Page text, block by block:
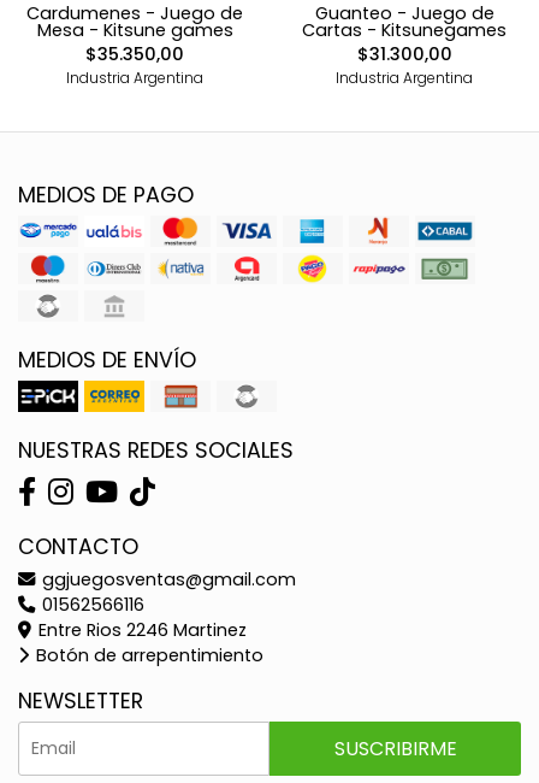
Cardumenes - Juego de
Mesa - Kitsune games
$35.350,00
Industria Argentina
Guanteo - Juego de
Cartas - Kitsunegames
$31.300,00
Industria Argentina
MEDIOS DE PAGO
MEDIOS DE ENVÍO
NUESTRAS REDES SOCIALES
CONTACTO
ggjuegosventas@gmail.com
01562566116
Entre Rios 2246 Martinez
Botón de arrepentimiento
NEWSLETTER
SUSCRIBIRME